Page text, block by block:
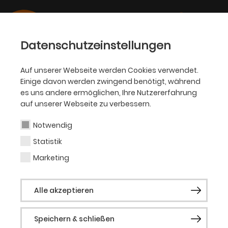
Datenschutzeinstellungen
Auf unserer Webseite werden Cookies verwendet.
Einige davon werden zwingend benötigt, während
es uns andere ermöglichen, Ihre Nutzererfahrung
auf unserer Webseite zu verbessern.
Notwendig
Statistik
Marketing
Alle akzeptieren
Speichern & schließen
OPER
Alexandre Corazzola
Bühne
Alexandre Corazzola wuchs in Düsseldorf,
München und Wien auf. Mit 17 Jahren zog
er in die USA, um seine künstlerische
Ausbildung an der Idyllwild Arts Academy